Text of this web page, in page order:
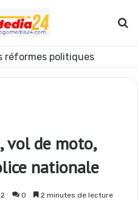
réformes politiques
vol de moto,
nationale
0 2 minutes de lecture